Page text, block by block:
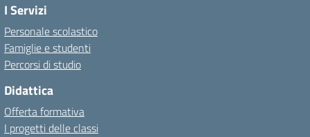
I Servizi
Personale scolastico
Famiglie e studenti
Percorsi di studio
Didattica
Offerta formativa
I progetti delle classi